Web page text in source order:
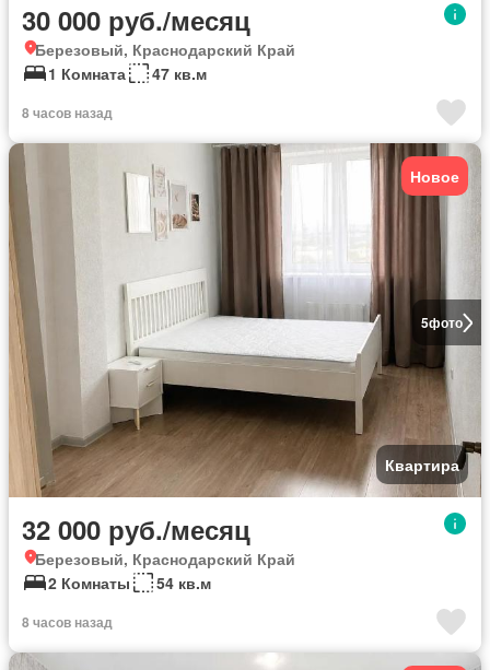
30 000 руб./месяц
Березовый, Краснодарский Край
1 Комната
47 кв.м
8 часов назад
5фото
Новое
Квартира
32 000 руб./месяц
Березовый, Краснодарский Край
2 Комнаты
54 кв.м
8 часов назад